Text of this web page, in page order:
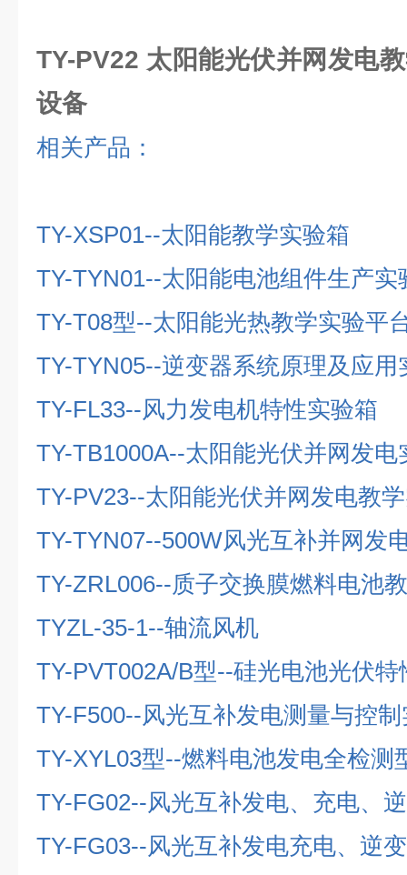
TY-PV22 太阳能光伏并网发电
设备
相关产品：
TY-XSP01--太阳能教学实验箱
TY-TYN01--太阳能电池组件生产实
TY-T08型--太阳能光热教学实验平
TY-TYN05--逆变器系统原理及应用
TY-FL33--风力发电机特性实验箱
TY-TB1000A--太阳能光伏并网发电
TY-PV23--太阳能光伏并网发电教
TY-TYN07--500W风光互补并网发
TY-ZRL006--质子交换膜燃料电池
TYZL-35-1--轴流风机
TY-PVT002A/B型--硅光电池光伏特
TY-F500--风光互补发电测量与控
TY-XYL03型--燃料电池发电全检测
TY-FG02--风光互补发电、充电、
TY-FG03--风光互补发电充电、逆